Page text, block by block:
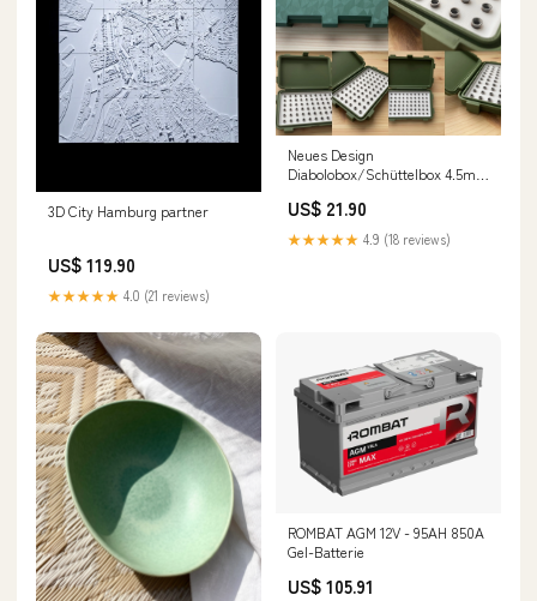
3D City Hamburg partner
US$ 119.90
★★★★★ 4.0 (21 reviews)
Neues Design
Diabolobox/Schüttelbox 4.5mm
Transportsicherung:Mit
Abdeckung
US$ 21.90
★★★★★ 4.9 (18 reviews)
ROMBAT AGM 12V - 95AH 850A
Gel-Batterie
US$ 105.91